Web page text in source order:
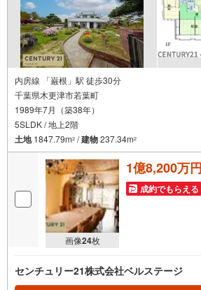
内房線 「巌根」駅 徒歩30分
千葉県木更津市若葉町
1989年7月（築38年）
5SLDK / 地上2階
土地1847.79m2 /建物237.34m2
画像24枚
1億8,200万円
成約でもらえる
センチュリー21株式会社ベルステージ